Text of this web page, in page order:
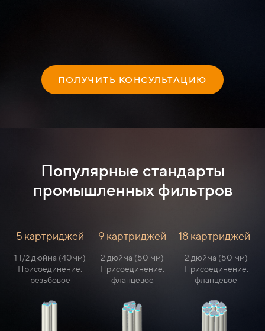
ПОЛУЧИТЬ КОНСУЛЬТАЦИЮ
Популярные стандарты
промышленных фильтров
5 картриджей
1 1/2 дюйма (40мм)
Присоединение:
резьбовое
9 картриджей
2 дюйма (50 мм)
Присоединение:
фланцевое
18 картриджей
2 дюйма (50 мм)
Присоединение:
фланцевое